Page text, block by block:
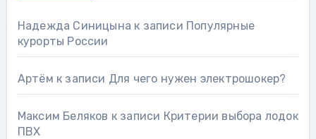
Надежда Синицына к записи Популярные
курорты России
Артём к записи Для чего нужен электрошокер?
Максим Беляков к записи Критерии выбора лодок
ПВХ